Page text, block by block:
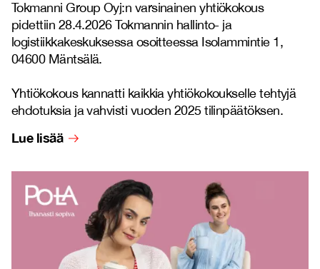
Tokmanni Group Oyj:n varsinainen yhtiökokous
pidettiin 28.4.2026 Tokmannin hallinto- ja
logistiikkakeskuksessa osoitteessa Isolammintie 1,
04600 Mäntsälä.
Yhtiökokous kannatti kaikkia yhtiökokoukselle tehtyjä
ehdotuksia ja vahvisti vuoden 2025 tilinpäätöksen.
Lue lisää